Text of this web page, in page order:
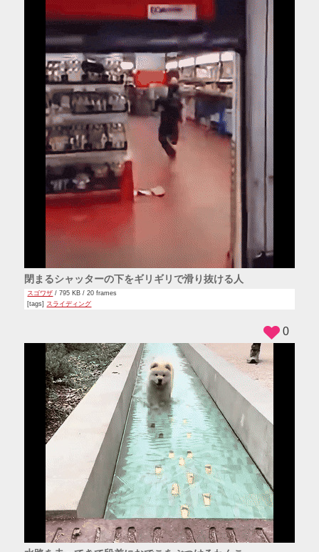
閉まるシャッターの下をギリギリで滑り抜ける人
スゴワザ / 795 KB / 20 frames
[tags] スライディング
0